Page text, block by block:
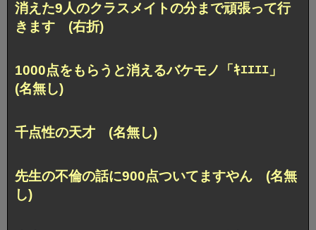
消えた9人のクラスメイトの分まで頑張って行
きます (右折)
1000点をもらうと消えるバケモノ「ｷｴｴｴｴ」
(名無し)
千点性の天才 (名無し)
先生の不倫の話に900点ついてますやん (名無
し)